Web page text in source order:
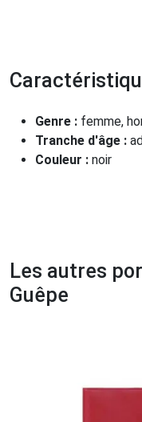
Genre : femme,
Tranche d'âge :
Couleur : noir
Les autres
Guêpe